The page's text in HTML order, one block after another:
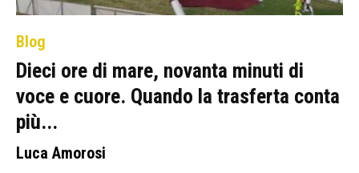
Blog
Dieci ore di mare, novanta minuti di
voce e cuore. Quando la trasferta conta
più...
Luca Amorosi